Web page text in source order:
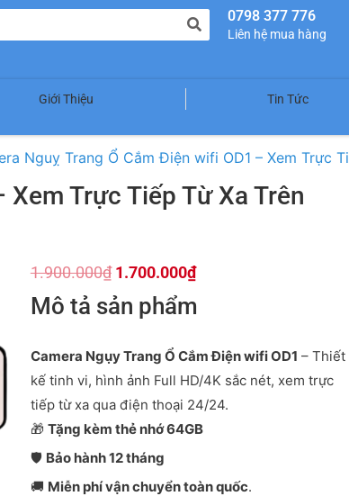
0798 377 776
Liên hệ mua hàng
Giới Thiệu Tin Tức
Nguỵ Trang Ổ Cắm Điện wifi OD1 – Xem Trực
Trực Tiếp Từ Xa Trên
1.900.000₫ 1.700.000₫
Mô tả sản phẩm
Camera Ngụy Trang Ổ Cắm Điện wifi OD1 – Thiết
kế tinh vi, hình ảnh Full HD/4K sắc nét, xem trực
tiếp từ xa qua điện thoại 24/24.
🎁 Tặng kèm thẻ nhớ 64GB
🛡️ Bảo hành 12 tháng
🚚 Miễn phí vận chuyển toàn quốc.